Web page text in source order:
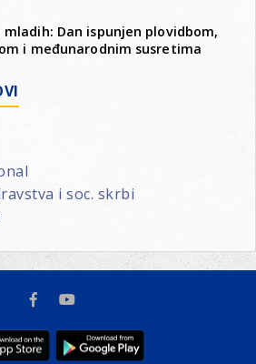
mladih: Dan ispunjen plovidbom,
i međunarodnim susretima
i soc. skrbi